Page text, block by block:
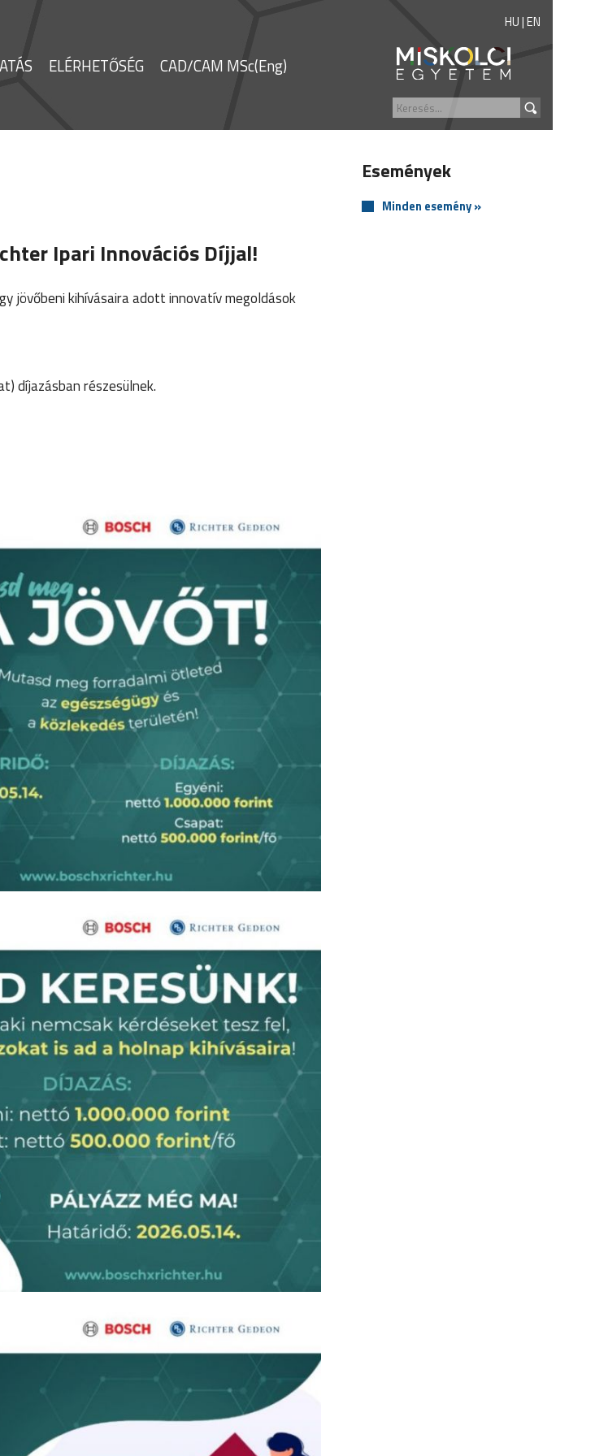
ELÉRHETŐSÉG CAD/CAM MSc(Eng)
HU|EN
Ipari Innovációs Díjjal!
jövőbeni kihívásaira adott innovatív megoldások
díjazásban részesülnek.
Események
Minden esemény »